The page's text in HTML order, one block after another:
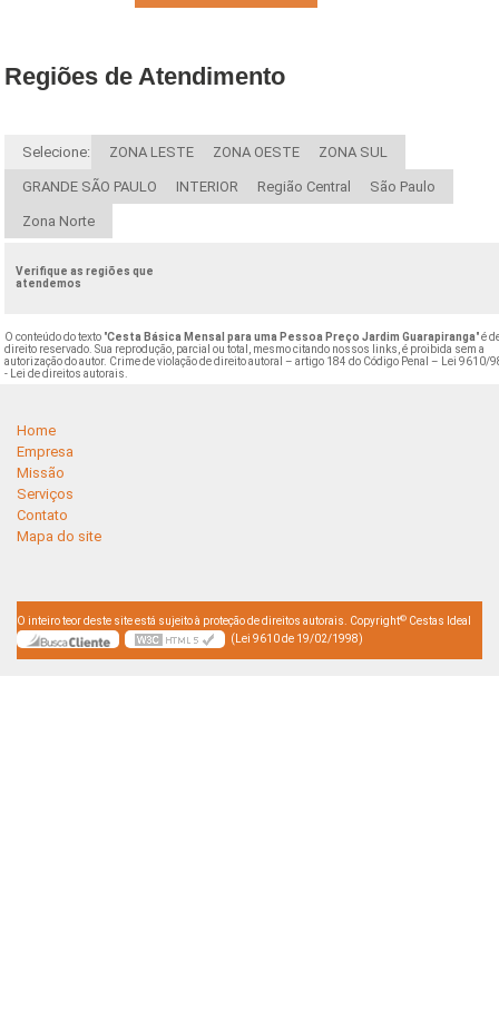
Regiões de Atendimento
Selecione: ZONA LESTE ZONA OESTE ZONA SUL
GRANDE SÃO PAULO INTERIOR Região Central São Paulo
Zona Norte
Verifique as regiões que
atendemos
O conteúdo do texto "Cesta Básica Mensal para uma Pessoa Preço Jardim Guarapiranga" é
direito reservado. Sua reprodução, parcial ou total, mesmo citando nossos links, é proibida sem a
autorização do autor. Crime de violação de direito autoral – artigo 184 do Código Penal –
Lei 9610/
- Lei de direitos autorais
Home
Empresa
Missão
Serviços
Contato
Mapa do site
O inteiro teor deste site está sujeito à proteção de direitos autorais. Copyright© Cestas Ideal
(Lei 9610 de 19/02/1998)